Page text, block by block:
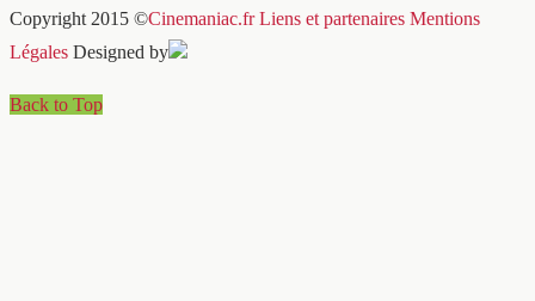
Copyright 2015 ©Cinemaniac.fr Liens et partenaires Mentions
Légales Designed by
Back to Top